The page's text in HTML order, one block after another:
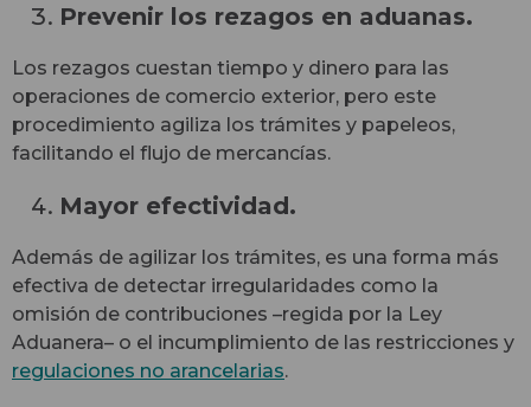
Prevenir los rezagos en aduanas.
Los rezagos cuestan tiempo y dinero para las
operaciones de comercio exterior, pero este
procedimiento agiliza los trámites y papeleos,
facilitando el flujo de mercancías.
Mayor efectividad.
Además de agilizar los trámites, es una forma más
efectiva de detectar irregularidades como la
omisión de contribuciones ­–regida por la Ley
Aduanera– o el incumplimiento de las restricciones y
regulaciones no arancelarias.